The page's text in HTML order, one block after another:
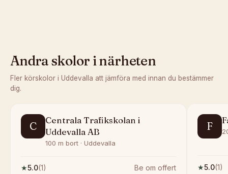
Andra skolor i närheten
Fler körskolor i Uddevalla att jämföra med innan du bestämmer
dig.
C
Centrala Trafikskolan i
Uddevalla AB
100 m bort · Uddevalla
★5.0(1) Be om offert
F
★5.0(1)